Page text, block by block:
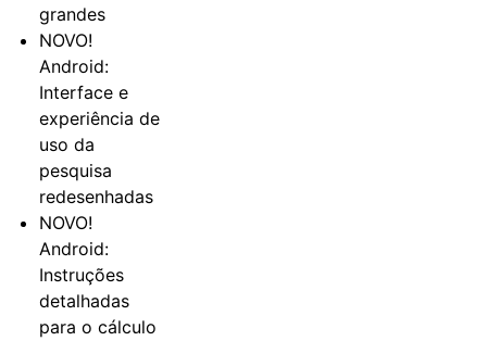
grandes
NOVO!
Android:
Interface e
experiência de
uso da
pesquisa
redesenhadas
NOVO!
Android:
Instruções
detalhadas
para o cálculo